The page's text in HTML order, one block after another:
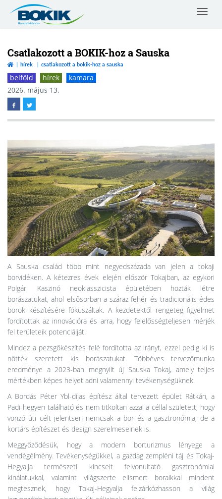
Zemplén
Vármegyei
Kereskedelmi
és
Iparkamara
Toggle
Csatlakozott a BOKIK-hoz a Sauska
hírek csatlakozott a bokik-hoz a sauska
belföld hírek
kamara
2026. május 13.
A Sauska család több mint negyedszázada van jelen a tokaji
borvidéken. A kétezres évek elején először Tokajban, az egykori
Polgári Kaszinó neoklasszicista épületében hozták létre
borászatukat, ahol elsősorban a száraz fehér és tradicionális édes
borok készítésére fókuszáltak. A kezdetektől rengeteg figyelmet
fordítottak az innovációra és arra, hogy felelősségteljesen mérjék
fel területeik potenciálját.
Mindez a pezsgőkészítés felé fordította az irányt, ezzel pedig ki is
nőtték szeretett kis borászatukat. Többéves tervezőmunka
eredménye a 2023-ban megnyílt új Sauska Tokaj, amely teljes
mértékben képes helyet adni valamennyi tevékenységüknek.
A Bordás Péter Ybl-díjas építész által tervezett épület Rátkán, a
Padi-hegyen található és nem titkoltan azzal a céllal született, hogy
vonzó úti célt jelentsen nemcsak a bor és a gasztronómia, de a
kortárs építészet és design szerelmeseinek is.
Meggyőződésük, hogy a modern borturizmus lényege a
vendégélmény. Tevékenységükkel, a gazdag zempléni táj és Tokaj-
Hegyalja természeti kincseit felvonultató gasztronómiai
kínálatukkal, valamint világszerte elismert boraikkal mindent
megtesznek, hogy Tokaj-Hegyalja felzárkózhasson a világ